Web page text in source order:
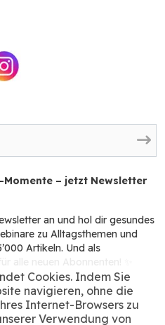
Cookies. Indem Sie
navigieren, ohne die
Internet-Browsers zu
Verwendung von
Momente – jetzt Newsletter
an und hol dir gesundes
zu Alltagsthemen und
Artikeln. Und als